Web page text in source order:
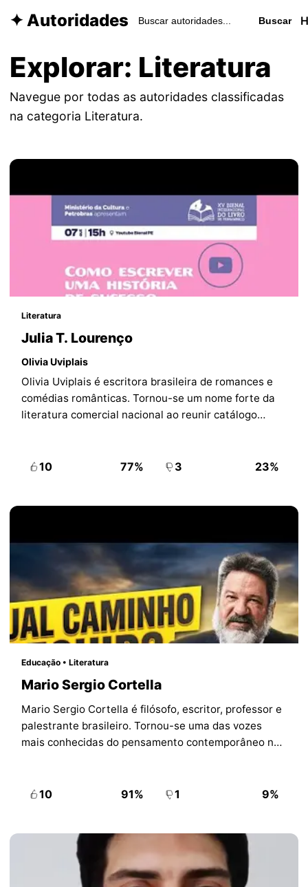
✦ Autoridades Buscar
Explorar: Literatura
Navegue por todas as autoridades classificadas
na categoria Literatura.
Literatura
Julia T. Lourenço
Olivia Uviplais
Olivia Uviplais é escritora brasileira de romances e
comédias românticas. Tornou-se um nome forte da
literatura comercial nacional ao reunir catálogo
personagens recorrentes.
10 77% 3 23%
Educação • Literatura
Mario Sergio Cortella
Mario Sergio Cortella é filósofo, escritor, professor e
palestrante brasileiro. Tornou-se uma das vozes
mais conhecidas do pensamento contemporâneo no
10 91% 1 9%